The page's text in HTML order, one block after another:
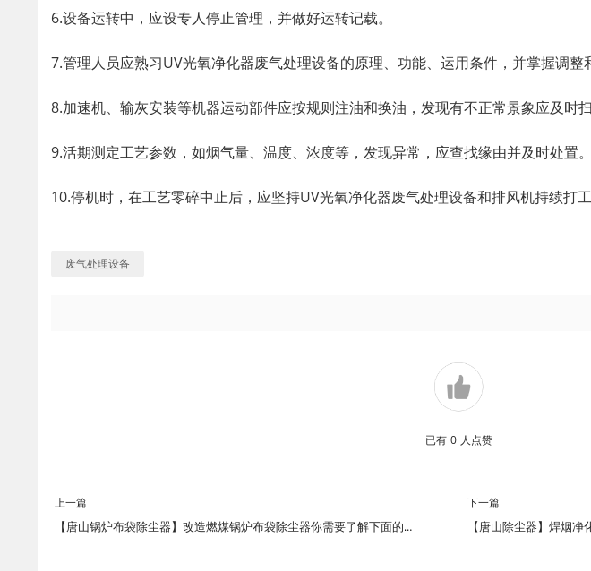
6.设备运转中，应设专人停止管理，并做好运转记载。
7.管理人员应熟习UV光氧净化器废气处理设备的原理、功能、运用条件，并掌握调整
8.加速机、输灰安装等机器运动部件应按规则注油和换油，发现有不正常景象应及时扫
9.活期测定工艺参数，如烟气量、温度、浓度等，发现异常，应查找缘由并及时处置。
10.停机时，在工艺零碎中止后，应坚持UV光氧净化器废气处理设备和排风机持续打
废气处理设备
已有 0 人点赞
上一篇
【唐山锅炉布袋除尘器】改造燃煤锅炉布袋除尘器你需要了解下面的问题
下一篇
【唐山除尘器】焊烟